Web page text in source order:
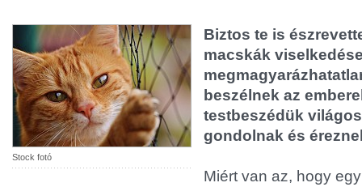
Stock fotó
Biztos te is
macskák
beszélnek az
testbeszédük
gondolnak és
Miért van az, hogy